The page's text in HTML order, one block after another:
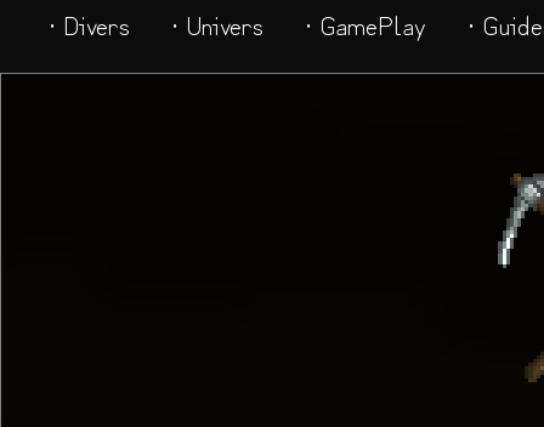
· Divers · Univers · GamePlay ·